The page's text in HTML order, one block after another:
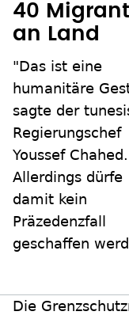
40
an Land
"Das ist eine
humanitäre
sagte der
Regierungschef
Youssef Chahed.
Allerdings dürfe
damit kein
Präzedenzfall
geschaffen
Die